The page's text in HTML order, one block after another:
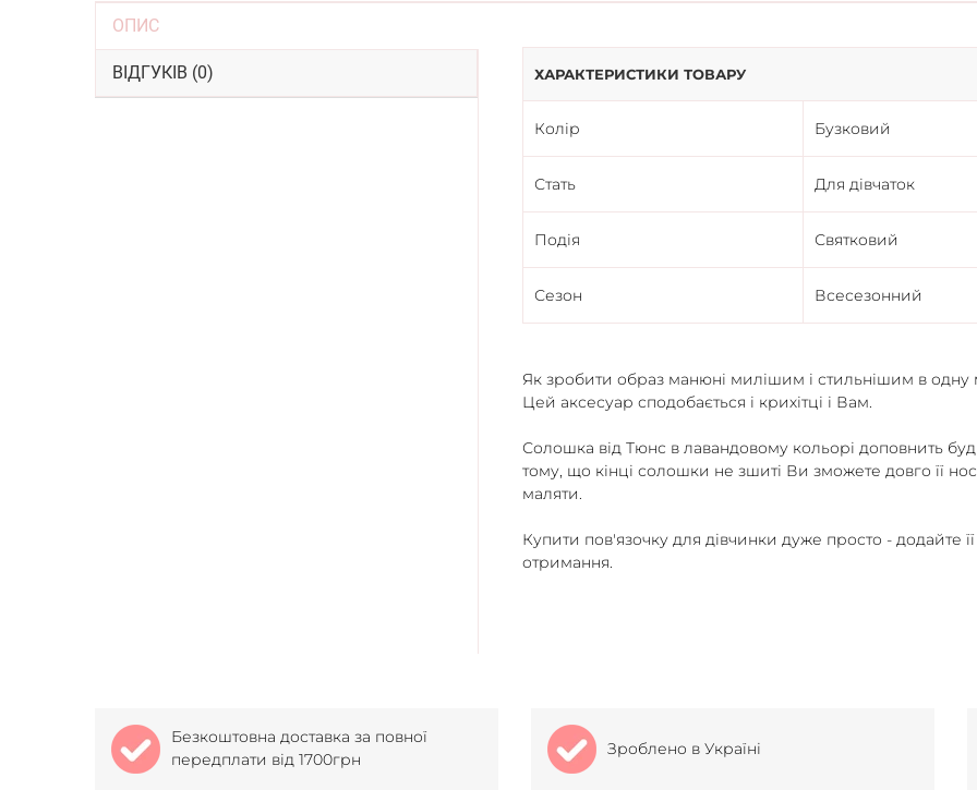
ОПИС
ВІДГУКІВ (0) ХАРАКТЕРИСТИКИ ТОВАРУ
Колір Бузковий
Стать Для дівчаток
Подія Святковий
Сезон Всесезонний
Як зробити образ манюні милішим і стильнішим в одну
Цей аксесуар сподобається і крихітці і Вам.
Солошка від Тюнс в лавандовому кольорі доповнить
тому, що кінці солошки не зшиті Ви зможете довго її
маляти.
Купити пов'язочку для дівчинки дуже просто - додайте
отримання.
Безкоштовна доставка за повної
передплати від 1700грн
Зроблено в Україні